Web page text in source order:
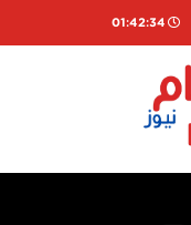
01:42:35